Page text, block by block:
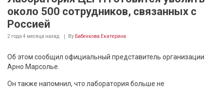
около 500 сотрудников, связанных с
Россией
2 года 4 месяца назад By Бабенкова Екатерина
Об этом сообщил официальный представитель организации
Арно Марсолье.
Он также напомнил, что лаборатория больше не